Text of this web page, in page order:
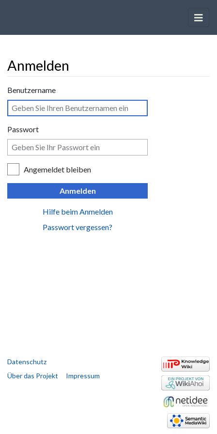
Anmelden
Wechseln zu:Navigation
Benutzername
Passwort
Angemeldet bleiben
Anmelden
Hilfe beim Anmelden
Passwort vergessen?
Datenschutz
Über das Projekt
Impressum